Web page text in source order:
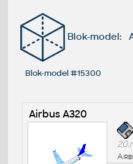
Blok-model:
Blok-model #15300
Airbus A320